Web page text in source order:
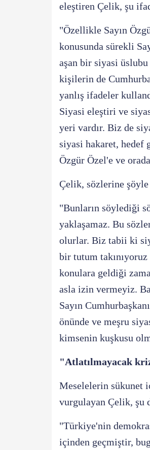
eleştiren Çelik, şu
"Özellikle Sayın
konusunda sürekli
aşan bir siyasi
kişilerin de
yanlış ifadeler
Siyasi eleştiri ve
yeri vardır. Biz de
siyasi hakaret, hedef
Özgür Özel'e ve
Çelik, sözlerine
"Bunların söylediği
yaklaşamaz. Bu
olurlar. Biz tabii ki
bir tutum
konulara geldiği
asla izin vermeyiz.
Sayın
önünde ve meşru
kimsenin kuşkusu
"Atlatılmayacak
Meselelerin sükunet
vurgulayan Çelik, şu
"Türkiye'nin
içinden geçmiştir,